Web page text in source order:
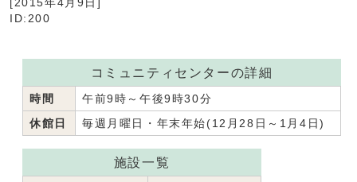
[2015年4月9日]
ID:200
コミュニティセンターの詳細
時間 午前9時～午後9時30分
休館日 毎週月曜日・年末年始(12月28日～1月4日)
施設一覧